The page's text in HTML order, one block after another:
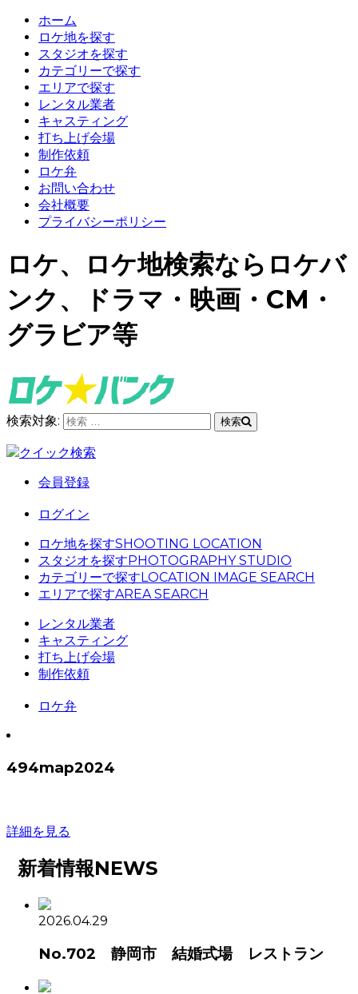
ホーム
ロケ地を探す
スタジオを探す
カテゴリーで探す
エリアで探す
レンタル業者
キャスティング
打ち上げ会場
制作依頼
ロケ弁
お問い合わせ
会社概要
プライバシーポリシー
ロケ、ロケ地検索ならロケバ
ンク、ドラマ・映画・CM・
グラビア等
検索対象: 検索
クイック検索
会員登録
ログイン
ロケ地を探すSHOOTING LOCATION
スタジオを探すPHOTOGRAPHY STUDIO
カテゴリーで探すLOCATION IMAGE SEARCH
エリアで探すAREA SEARCH
レンタル業者
キャスティング
打ち上げ会場
制作依頼
ロケ弁
494map2024
詳細を見る
新着情報NEWS
2026.04.29
No.702 静岡市 結婚式場 レストラン